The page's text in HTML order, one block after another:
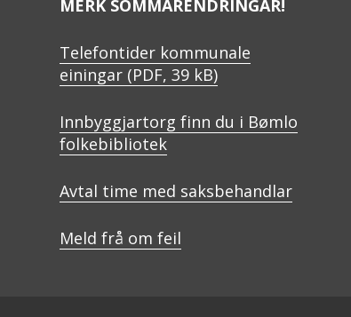
MERK SOMMARENDRINGAR!
Telefontider kommunale
einingar (PDF, 39 kB)
Innbyggjartorg finn du i Bømlo
folkebibliotek
Avtal time med saksbehandlar
Meld frå om feil